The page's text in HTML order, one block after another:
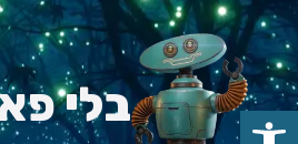
Skip
to
content
בלי
פתח סרגל נגישות